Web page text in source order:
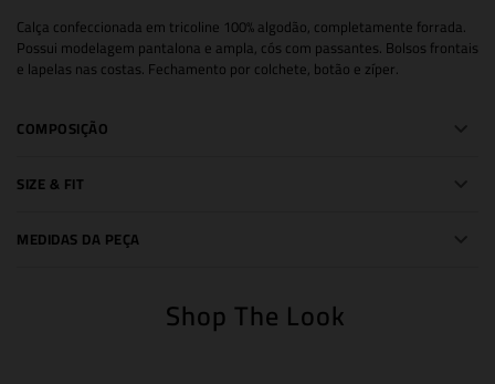
Calça confeccionada em tricoline 100% algodão, completamente forrada.
Possui modelagem pantalona e ampla, cós com passantes. Bolsos frontais
e lapelas nas costas. Fechamento por colchete, botão e zíper.
COMPOSIÇÃO
SIZE & FIT
MEDIDAS DA PEÇA
Shop The Look